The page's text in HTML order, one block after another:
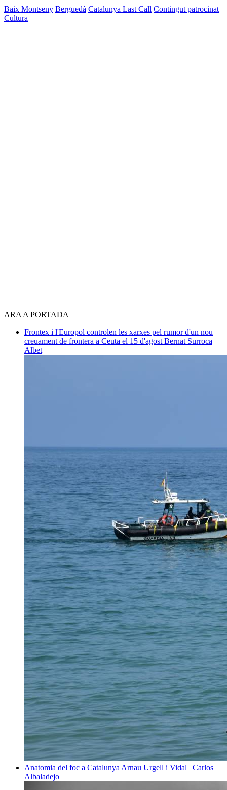
Baix Montseny Berguedà Catalunya Last Call Contingut patrocinat
Cultura
ARA A PORTADA
Frontex i l'Europol controlen les xarxes pel rumor d'un nou
creuament de frontera a Ceuta el 15 d'agost Bernat Surroca
Albet
Anatomia del foc a Catalunya Arnau Urgell i Vidal | Carlos
Albaladejo